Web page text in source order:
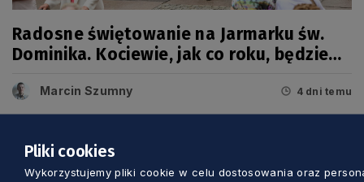
Radosne świętowanie na Jarmarku św.
Dominika. Kociewie, jak co roku, będzie
Marcin Szumny 4 dni temu
Pliki cookies
Wykorzystujemy pliki cookie w celu dostosowania oraz